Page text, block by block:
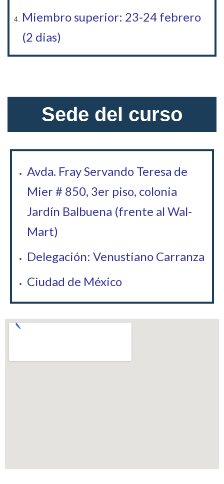
Miembro superior: 23-24 febrero
(2 dias)
Sede del curso
Avda. Fray Servando Teresa de
Mier # 850, 3er piso, colonia
Jardín Balbuena (frente al Wal-
Mart)
Delegación: Venustiano Carranza
Ciudad de México